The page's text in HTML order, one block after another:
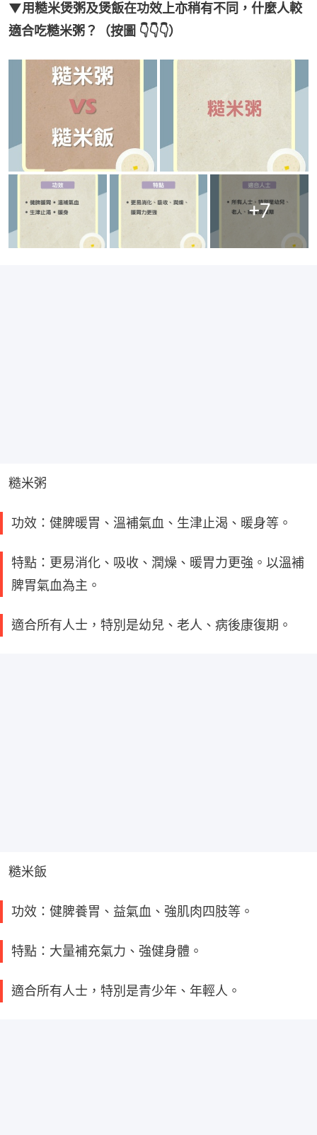
▼用糙米煲粥及煲飯在功效上亦稍有不同，什麼人較
適合吃糙米粥？（按圖 👇👇👇）
+7
糙米粥
功效：健脾暖胃、溫補氣血、生津止渴、暖身等。
特點：更易消化、吸收、潤燥、暖胃力更強。以溫補
脾胃氣血為主。
適合所有人士，特別是幼兒、老人、病後康復期。
糙米飯
功效：健脾養胃、益氣血、強肌肉四肢等。
特點：大量補充氣力、強健身體。
適合所有人士，特別是青少年、年輕人。